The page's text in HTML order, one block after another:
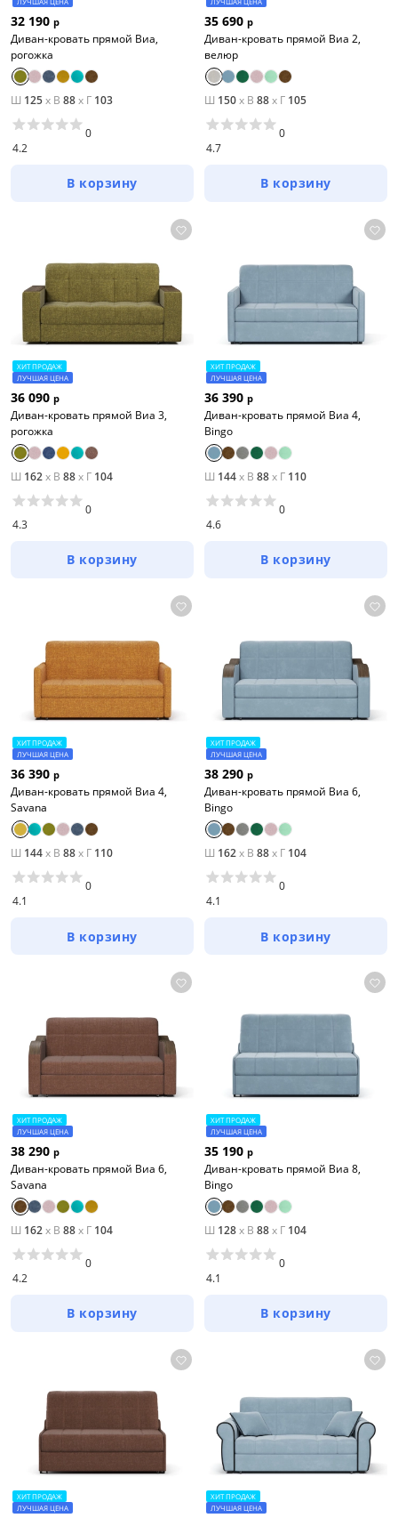
32 190 р
Диван-кровать прямой Виа,
рогожка
Ш 125x В 88x Г 103
4.2
0
В корзину
35 690 р
Диван-кровать прямой Виа 2,
велюр
Ш 150x В 88x Г 105
4.7
0
В корзину
ХИТ ПРОДАЖ
ЛУЧШАЯ ЦЕНА
36 090 р
Диван-кровать прямой Виа 3,
рогожка
Ш 162x В 88x Г 104
4.3
0
В корзину
ХИТ ПРОДАЖ
ЛУЧШАЯ ЦЕНА
36 390 р
Диван-кровать прямой Виа 4,
Bingo
Ш 144x В 88x Г 110
4.6
0
В корзину
ХИТ ПРОДАЖ
ЛУЧШАЯ ЦЕНА
36 390 р
Диван-кровать прямой Виа 4,
Savana
Ш 144x В 88x Г 110
4.1
0
В корзину
ХИТ ПРОДАЖ
ЛУЧШАЯ ЦЕНА
38 290 р
Диван-кровать прямой Виа 6,
Bingo
Ш 162x В 88x Г 104
4.1
0
В корзину
ХИТ ПРОДАЖ
ЛУЧШАЯ ЦЕНА
38 290 р
Диван-кровать прямой Виа 6,
Savana
Ш 162x В 88x Г 104
4.2
0
В корзину
ХИТ ПРОДАЖ
ЛУЧШАЯ ЦЕНА
35 190 р
Диван-кровать прямой Виа 8,
Bingo
Ш 128x В 88x Г 104
4.1
0
В корзину
ХИТ ПРОДАЖ
ЛУЧШАЯ ЦЕНА
ХИТ ПРОДАЖ
ЛУЧШАЯ ЦЕНА